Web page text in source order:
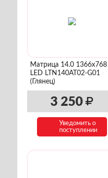
Матрица 14.0 1366x768
LED LTN140AT02-G01
(Глянец)
3 250
Уведомить о
поступлении